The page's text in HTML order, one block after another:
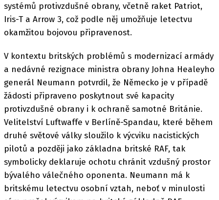
systémů protivzdušné obrany, včetně raket Patriot,
Iris-T a Arrow 3, což podle něj umožňuje letectvu
okamžitou bojovou připravenost.
V kontextu britských problémů s modernizací armády
a nedávné rezignace ministra obrany Johna Healeyho
generál Neumann potvrdil, že Německo je v případě
žádosti připraveno poskytnout své kapacity
protivzdušné obrany i k ochraně samotné Británie.
Velitelství Luftwaffe v Berlíně-Spandau, které během
druhé světové války sloužilo k výcviku nacistických
pilotů a později jako základna britské RAF, tak
symbolicky deklaruje ochotu chránit vzdušný prostor
bývalého válečného oponenta. Neumann má k
britskému letectvu osobní vztah, neboť v minulosti